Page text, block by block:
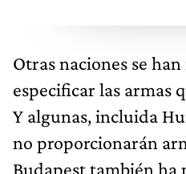
Otras naciones se
especificar las armas
Y algunas, incluida
no proporcionarán
Budapest también